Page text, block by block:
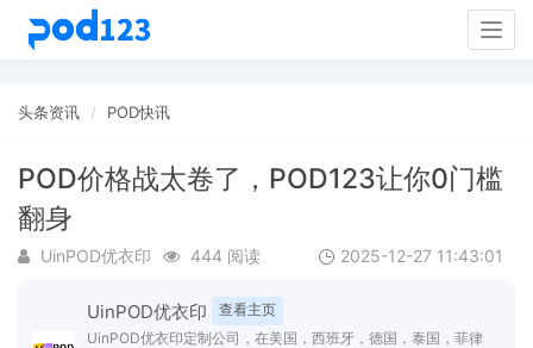
头条资讯 POD快讯
POD价格战太卷了，POD123让你0门槛
翻身
UinPOD优衣印 444 阅读 2025-12-27 11:43:01
UinPOD优衣印
查看主页
UinPOD优衣印定制公司，在美国，西班牙，德国，泰国，菲律